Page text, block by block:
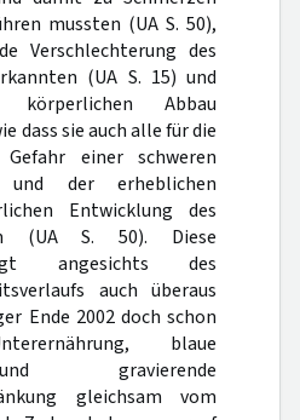
mussten (UA S. 50),
Verschlechterung des
(UA S. 15) und
körperlichen Abbau
dass sie auch alle für die
einer schweren
und der erheblichen
Entwicklung des
(UA S. 50). Diese
angesichts des
auch überaus
Ende 2002 doch schon
blaue
gravierende
gleichsam vom